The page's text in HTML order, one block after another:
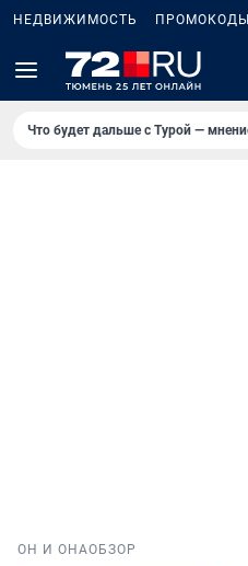
НЕДВИЖИМОСТЬ ПРОМОКОДЫ
Что будет дальше с Турой —
ОН И ОНАОБЗОР